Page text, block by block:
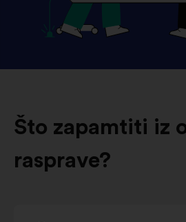
Što zapamtiti iz
rasprave?